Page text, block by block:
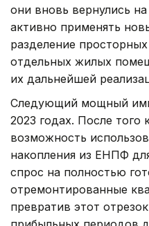
они вновь вернулись
активно применять
разделение
отдельных жилых
их дальнейшей
Следующий мощный
2023 годах. После того
возможность
накопления из ЕНПФ
спрос на полностью
отремонтированные
превратив этот